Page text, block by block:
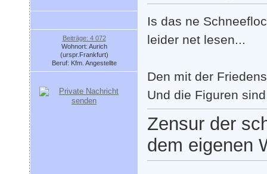
Beiträge: 4 072
Wohnort: Aurich
(urspr.Frankfurt)
Beruf: Kfm. Angestellte
Is das ne
leider net lesen...
Den mit der
Und die Figuren
Zensur der
dem eigenen